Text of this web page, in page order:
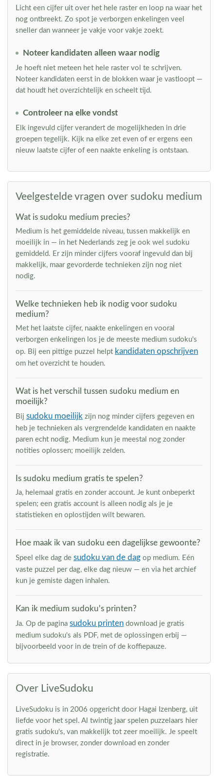
Licht een cijfer uit over het hele raster en loop na waar het
nog ontbreekt. Zo spot je verborgen enkelingen veel
sneller dan wanneer je vakje voor vakje zoekt.
Noteer kandidaten alleen waar nodig
Je hoeft niet meteen het hele raster vol te schrijven.
Noteer kandidaten eerst in de blokken waar je vastloopt —
dat houdt het overzichtelijk en scheelt tijd.
Controleer na elke vondst
Elk ingevuld cijfer verandert de mogelijkheden in drie
groepen tegelijk. Kijk na elke zet even of er ergens een
nieuw laatste cijfer of een naakte enkeling is ontstaan.
Veelgestelde vragen over sudoku medium
Wat is sudoku medium precies?
Medium is het gemiddelde niveau, tussen makkelijk en
moeilijk in — in het Nederlands zeg je ook wel sudoku
gemiddeld. Er zijn minder cijfers vooraf ingevuld dan bij
makkelijk, maar gevorderde technieken zijn nog niet
nodig.
Welke technieken heb ik nodig voor sudoku
medium?
Met het laatste cijfer, naakte enkelingen en vooral
verborgen enkelingen los je de meeste medium sudoku's
op. Bij een pittige puzzel helpt kandidaten opschrijven
om het overzicht te houden.
Wat is het verschil tussen sudoku medium en
moeilijk?
Bij sudoku moeilijk zijn nog minder cijfers gegeven en
heb je technieken als vergrendelde kandidaten en naakte
paren echt nodig. Medium kun je meestal nog zonder
notities oplossen; moeilijk zelden.
Is sudoku medium gratis te spelen?
Ja, helemaal gratis en zonder account. Je kunt onbeperkt
spelen; een gratis account is alleen nodig als je je
statistieken en oplostijden wilt bewaren.
Hoe maak ik van sudoku een dagelijkse gewoonte?
Speel elke dag de sudoku van de dag op medium. Eén
vaste puzzel per dag, elke dag nieuw — en via het archief
kun je gemiste dagen inhalen.
Kan ik medium sudoku's printen?
Ja. Op de pagina sudoku printen download je gratis
medium sudoku's als PDF, met de oplossingen erbij —
bijvoorbeeld voor in de trein of de koffiepauze.
Over LiveSudoku
LiveSudoku is in 2006 opgericht door Hagai Izenberg, uit
liefde voor het spel. Al twintig jaar spelen puzzelaars hier
gratis sudoku's, van makkelijk tot zeer moeilijk. Je speelt
direct in je browser, zonder download en zonder
registratie.